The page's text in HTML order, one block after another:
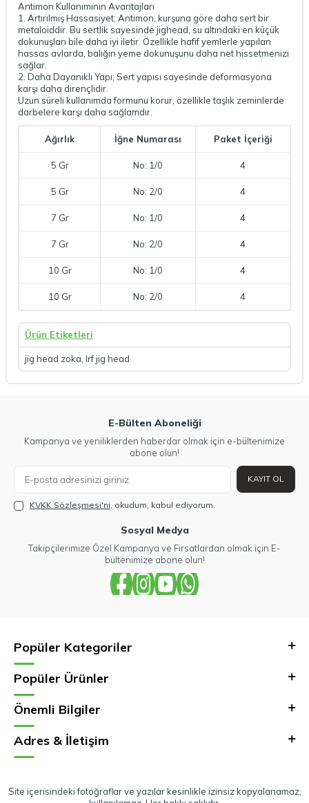
Antimon Kullanımının Avantajları
1. Artırılmış Hassasiyet; Antimon, kurşuna göre daha sert bir
metaloiddir. Bu sertlik sayesinde jighead, su altındaki en küçük
dokunuşları bile daha iyi iletir. Özellikle hafif yemlerle yapılan
hassas avlarda, balığın yeme dokunuşunu daha net hissetmenizi
sağlar.
2. Daha Dayanıklı Yapı; Sert yapısı sayesinde deformasyona
karşı daha dirençlidir.
Uzun süreli kullanımda formunu korur, özellikle taşlık zeminlerde
darbelere karşı daha sağlamdır.
Ağırlık İğne Numarası Paket İçeriği
5 Gr No: 1/0 4
5 Gr No: 2/0 4
7 Gr No: 1/0 4
7 Gr No: 2/0 4
10 Gr No: 1/0 4
10 Gr No: 2/0 4
Ürün Etiketleri
jig head zoka, lrf jig head
E-Bülten Aboneliği
Kampanya ve yeniliklerden haberdar olmak için e-bültenimize
abone olun!
KAYIT OL
KVKK Sözleşmesi'ni, okudum, kabul ediyorum.
Sosyal Medya
Takipçilerimize Özel Kampanya ve Fırsatlardan olmak için E-
bültenimize abone olun!
Popüler Kategoriler
Popüler Ürünler
Önemli Bilgiler
Adres & İletişim
Site içerisindeki fotoğraflar ve yazılar kesinlikle izinsiz kopyalanamaz,